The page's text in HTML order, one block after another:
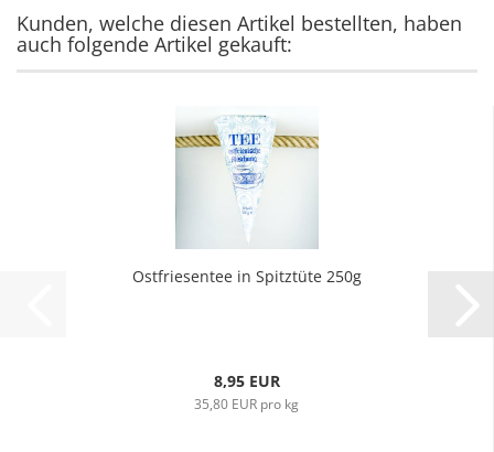
Kunden, welche diesen Artikel bestellten, haben
auch folgende Artikel gekauft:
Ostfriesentee in Spitztüte 250g
8,95 EUR
35,80 EUR pro kg